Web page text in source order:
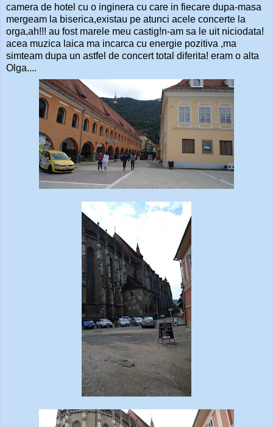
camera de hotel cu o inginera cu care in fiecare dupa-masa
mergeam la biserica,existau pe atunci acele concerte la
orga,ah!!! au fost marele meu castig!n-am sa le uit niciodata!
acea muzica laica ma incarca cu energie pozitiva ,ma
simteam dupa un astfel de concert total diferita! eram o alta
Olga....